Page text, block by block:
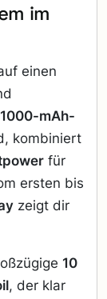
im
einen
1000-mAh-
kombiniert
für
ersten bis
zeigt dir
10
, der klar